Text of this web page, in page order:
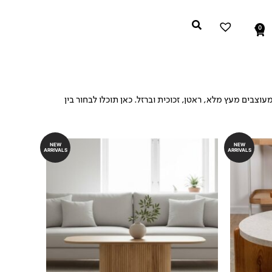
0
עגלת
קניות
מעץ מלא, ראטן, זכוכית וברזל. כאן תוכלו לבחור בין
NEW
ARRIVALS
NEW
ARRIVALS